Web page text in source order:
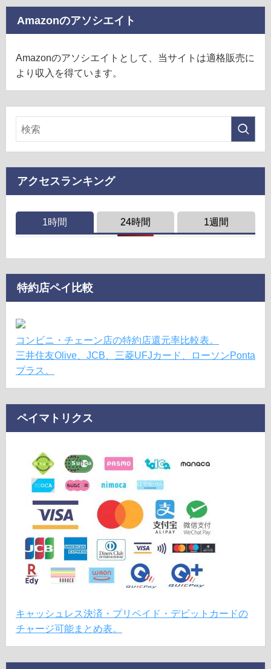
Amazonのアソシエイト
Amazonのアソシエイトとして、当サイトは適格販売に
より収入を得ています。
アクセスランキング
1時間 24時間 1週間
特約店ペイ比較
コンビニ・チェーン店の特約店還元率比較表。
三井住友Olive、JCB、三菱UFJカード、ローソンPonta
プラス。
ペイマトリクス
キャッシュレス決済・プリペイド・デビットカードの
チャージ可能まとめ表。